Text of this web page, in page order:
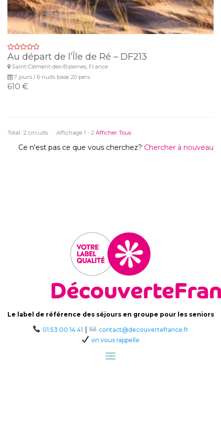
Au départ de l’Île de Ré – DF213
Saint-Clément-des-Baleines, France
7 jours / 6 nuits base 20 pers.
610 €
Total: 2 circuits . Affichage 1 - 2 Afficher Tous
Ce n'est pas ce que vous cherchez? Chercher à nouveau
Le label de référence des séjours en groupe pour les seniors
01 53 00 14 41 |
contact@decouvertefrance.fr
on vous rappelle